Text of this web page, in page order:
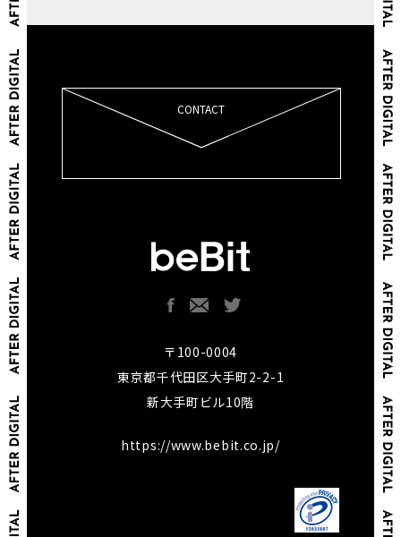
CONTACT
〒100-0004
東京都千代田区大手町2-2-1
新大手町ビル10階
https://www.bebit.co.jp/